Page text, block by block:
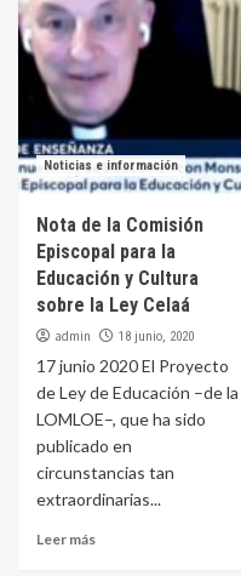
Noticias e información
Nota de la Comisión
Episcopal para la
Educación y Cultura
sobre la Ley Celaá
admin 18 junio, 2020
17 junio 2020 El Proyecto
de Ley de Educación –de la
LOMLOE–, que ha sido
publicado en
circunstancias tan
extraordinarias...
Leer más